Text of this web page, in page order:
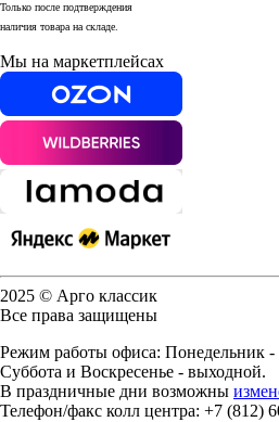
Только после подтверждения
наличия товара на складе.
Мы на маркетплейсах
2025 © Арго классик
Все права защищены
Режим работы офиса: Понедельник -
Суббота и Воскресенье - выходной.
В праздничные дни возможны
Телефон/факс колл центра: +7 (812)